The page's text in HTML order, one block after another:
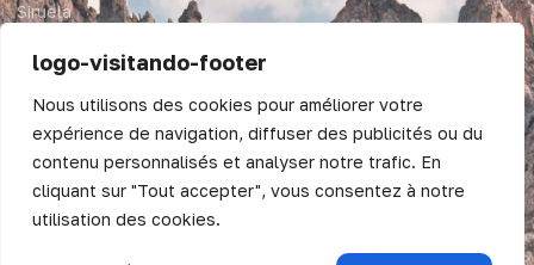
logo-visitando-footer
Nous utilisons des cookies pour améliorer votre
expérience de navigation, diffuser des publicités ou du
contenu personnalisés et analyser notre trafic. En
cliquant sur "Tout accepter", vous consentez à notre
utilisation des cookies.
Siruela
Juridique
Mentions légales
Conditions générales
Plan du site
English (UK)
Valencià
Deutsch